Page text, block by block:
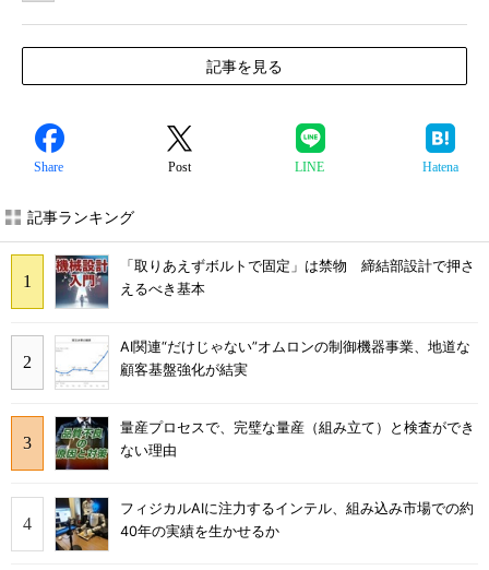
記事を見る
Share Post LINE Hatena
記事ランキング
「取りあえずボルトで固定」は禁物 締結部設計で押さ
えるべき基本
AI関連“だけじゃない”オムロンの制御機器事業、地道な
顧客基盤強化が結実
量産プロセスで、完璧な量産（組み立て）と検査ができ
ない理由
フィジカルAIに注力するインテル、組み込み市場での約
40年の実績を生かせるか